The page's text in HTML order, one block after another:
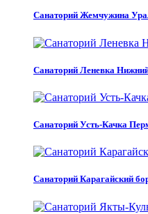
Санаторий Жемчужина
Санаторий Леневка
Санаторий Усть-Качка
Санаторий Карагайский